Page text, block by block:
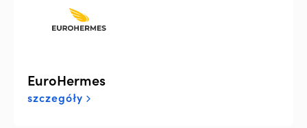
EuroHermes
szczegóły